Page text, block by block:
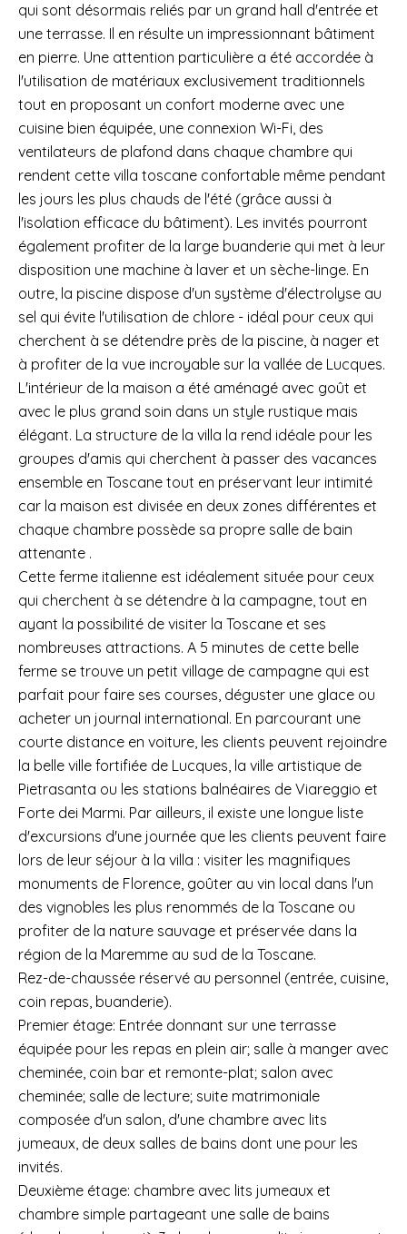
qui sont désormais reliés par un grand hall d'entrée et
une terrasse. Il en résulte un impressionnant bâtiment
en pierre. Une attention particulière a été accordée à
l'utilisation de matériaux exclusivement traditionnels
tout en proposant un confort moderne avec une
cuisine bien équipée, une connexion Wi-Fi, des
ventilateurs de plafond dans chaque chambre qui
rendent cette villa toscane confortable même pendant
les jours les plus chauds de l'été (grâce aussi à
l'isolation efficace du bâtiment). Les invités pourront
également profiter de la large buanderie qui met à leur
disposition une machine à laver et un sèche-linge. En
outre, la piscine dispose d'un système d'électrolyse au
sel qui évite l'utilisation de chlore - idéal pour ceux qui
cherchent à se détendre près de la piscine, à nager et
à profiter de la vue incroyable sur la vallée de Lucques.
L'intérieur de la maison a été aménagé avec goût et
avec le plus grand soin dans un style rustique mais
élégant. La structure de la villa la rend idéale pour les
groupes d'amis qui cherchent à passer des vacances
ensemble en Toscane tout en préservant leur intimité
car la maison est divisée en deux zones différentes et
chaque chambre possède sa propre salle de bain
attenante .
Cette ferme italienne est idéalement située pour ceux
qui cherchent à se détendre à la campagne, tout en
ayant la possibilité de visiter la Toscane et ses
nombreuses attractions. A 5 minutes de cette belle
ferme se trouve un petit village de campagne qui est
parfait pour faire ses courses, déguster une glace ou
acheter un journal international. En parcourant une
courte distance en voiture, les clients peuvent rejoindre
la belle ville fortifiée de Lucques, la ville artistique de
Pietrasanta ou les stations balnéaires de Viareggio et
Forte dei Marmi. Par ailleurs, il existe une longue liste
d'excursions d'une journée que les clients peuvent faire
lors de leur séjour à la villa : visiter les magnifiques
monuments de Florence, goûter au vin local dans l'un
des vignobles les plus renommés de la Toscane ou
profiter de la nature sauvage et préservée dans la
région de la Maremme au sud de la Toscane.
Rez-de-chaussée réservé au personnel (entrée, cuisine,
coin repas, buanderie).
Premier étage: Entrée donnant sur une terrasse
équipée pour les repas en plein air; salle à manger avec
cheminée, coin bar et remonte-plat; salon avec
cheminée; salle de lecture; suite matrimoniale
composée d'un salon, d'une chambre avec lits
jumeaux, de deux salles de bains dont une pour les
invités.
Deuxième étage: chambre avec lits jumeaux et
chambre simple partageant une salle de bains